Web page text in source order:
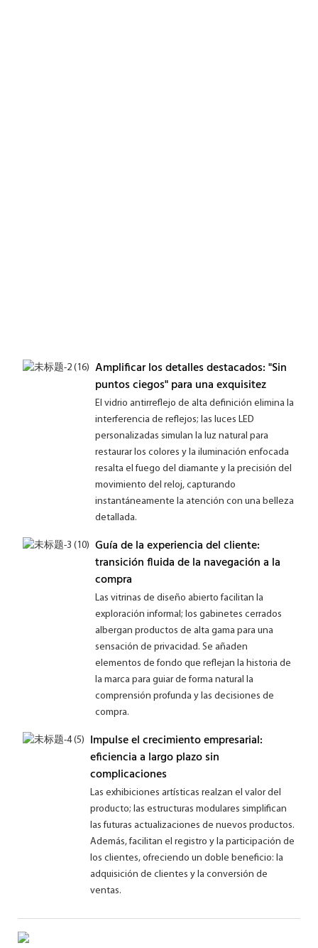
Amplificar los detalles destacados: "Sin
puntos ciegos" para una exquisitez
El vidrio antirreflejo de alta definición elimina la
interferencia de reflejos; las luces LED
personalizadas simulan la luz natural para
restaurar los colores y la iluminación enfocada
resalta el fuego del diamante y la precisión del
movimiento del reloj, capturando
instantáneamente la atención con una belleza
detallada.
Guía de la experiencia del cliente:
transición fluida de la navegación a la
compra
Las vitrinas de diseño abierto facilitan la
exploración informal; los gabinetes cerrados
albergan productos de alta gama para una
sensación de privacidad. Se añaden
elementos de fondo que reflejan la historia de
la marca para guiar de forma natural la
comprensión profunda y las decisiones de
compra.
Impulse el crecimiento empresarial:
eficiencia a largo plazo sin
complicaciones
Las exhibiciones artísticas realzan el valor del
producto; las estructuras modulares simplifican
las futuras actualizaciones de nuevos productos.
Además, facilitan el registro y la participación de
los clientes, ofreciendo un doble beneficio: la
adquisición de clientes y la conversión de
ventas.